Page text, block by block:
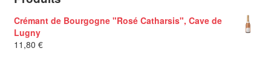
Crémant de Bourgogne "Rosé Catharsis", Cave de
Lugny
11,80 €